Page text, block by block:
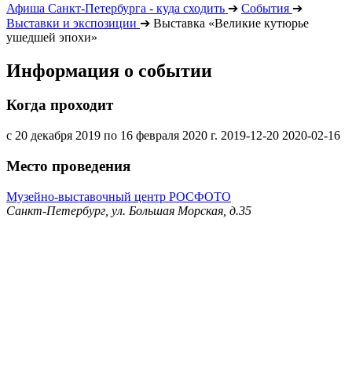
Афиша Санкт-Петербурга - куда сходить ➔ События ➔
Выставки и экспозиции ➔ Выставка «Великие кутюрье
ушедшей эпохи»
Информация о событии
Когда проходит
с 20 декабря 2019 по 16 февраля 2020 г. 2019-12-20 2020-02-16
Место проведения
Музейно-выставочный центр РОСФОТО
Санкт-Петербург, ул. Большая Морская, д.35